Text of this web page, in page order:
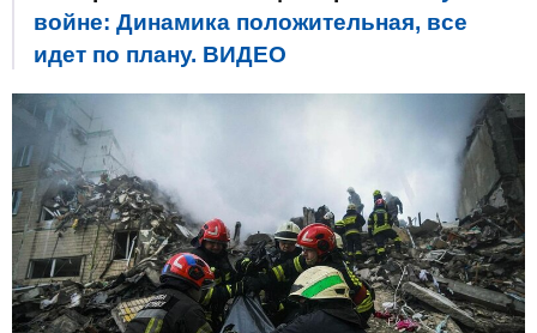
войне: Динамика положительная, все
идет по плану. ВИДЕО